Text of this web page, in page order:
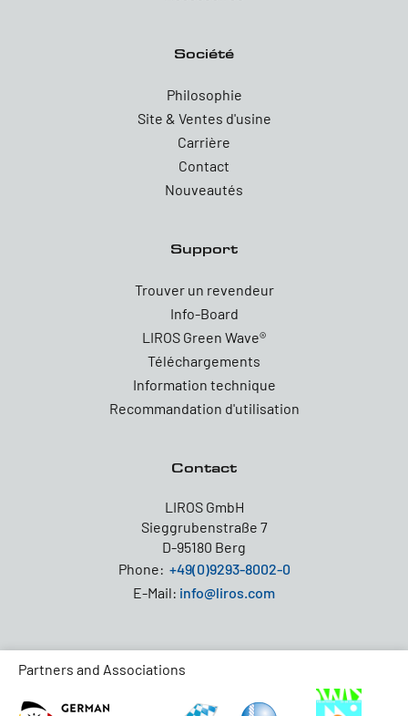
Société
Philosophie
Site & Ventes d'usine
Carrière
Contact
Nouveautés
Support
Trouver un revendeur
Info-Board
LIROS Green Wave®
Téléchargements
Information technique
Recommandation d'utilisation
Contact
LIROS GmbH
Sieggrubenstraße 7
D-95180 Berg
Phone: +49(0)9293-8002-0
E-Mail: info@liros.com
Partners and Associations